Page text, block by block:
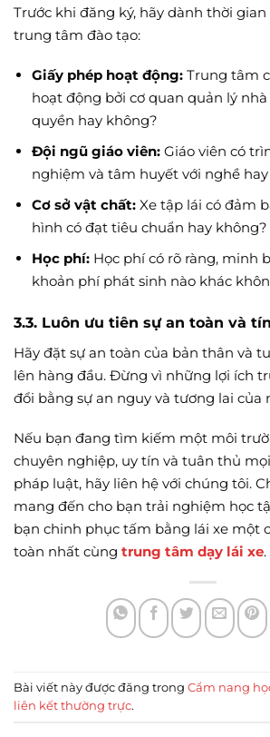
Trước khi đăng ký, hãy dành thời
trung tâm đào tạo:
Giấy phép hoạt động:Trung tâm
hoạt động bởi cơ quan quản lý
quyền hay không?
Đội ngũ giáo viên:Giáo viên có
nghiệm và tâm huyết với nghề
Cơ sở vật chất:Xe tập lái có đảm
hình có đạt tiêu chuẩn hay không?
Học phí:Học phí có rõ ràng, minh
khoản phí phát sinh nào khác
3.3. Luôn ưu tiên sự an toàn và
Hãy đặt sự an toàn của bản thân và
lên hàng đầu. Đừng vì những lợi ích
đổi bằng sự an nguy và tương lai của
Nếu bạn đang tìm kiếm một môi
chuyên nghiệp, uy tín và tuân thủ
pháp luật, hãy liên hệ với chúng tôi.
mang đến cho bạn trải nghiệm học
bạn chinh phục tấm bằng lái xe một
toàn nhất cùng trung tâm dạy lái xe.
Bài viết này được đăng trong Cẩm nang
liên kết thường trực.